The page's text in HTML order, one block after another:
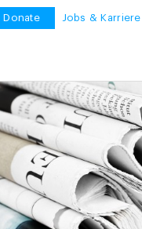
Donate Jobs & Karriere